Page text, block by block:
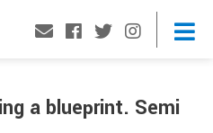
a blueprint. Semi